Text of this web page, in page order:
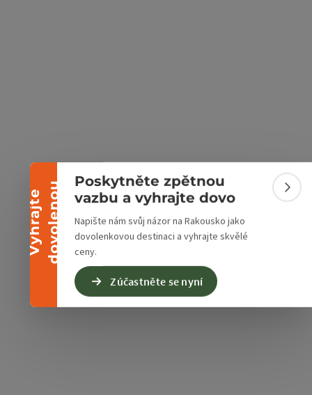
V
y
h
r
a
j
t
e
d
o
v
o
l
e
n
ou
Sbalit banner
Poskytněte zpětnou
vazbu a vyhrajte dovo
Napište nám svůj názor na Rakousko jako
dovolenkovou destinaci a vyhrajte skvělé
ceny.
Zúčastněte se nyní
GoogleApple